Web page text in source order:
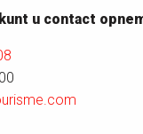
u contact